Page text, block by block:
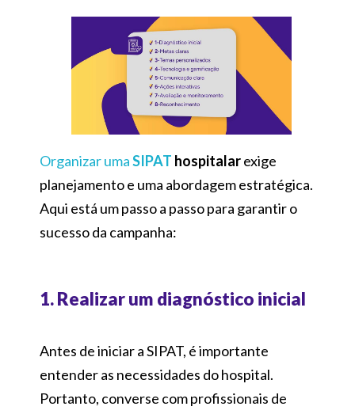
Organizar umaSIPAT hospitalarexige
planejamento e uma abordagem estratégica.
Aqui está um passo a passo para garantir o
sucesso da campanha:
1. Realizar um diagnóstico inicial
Antes de iniciar a SIPAT, é importante
entender as necessidades do hospital.
Portanto, converse com profissionais de